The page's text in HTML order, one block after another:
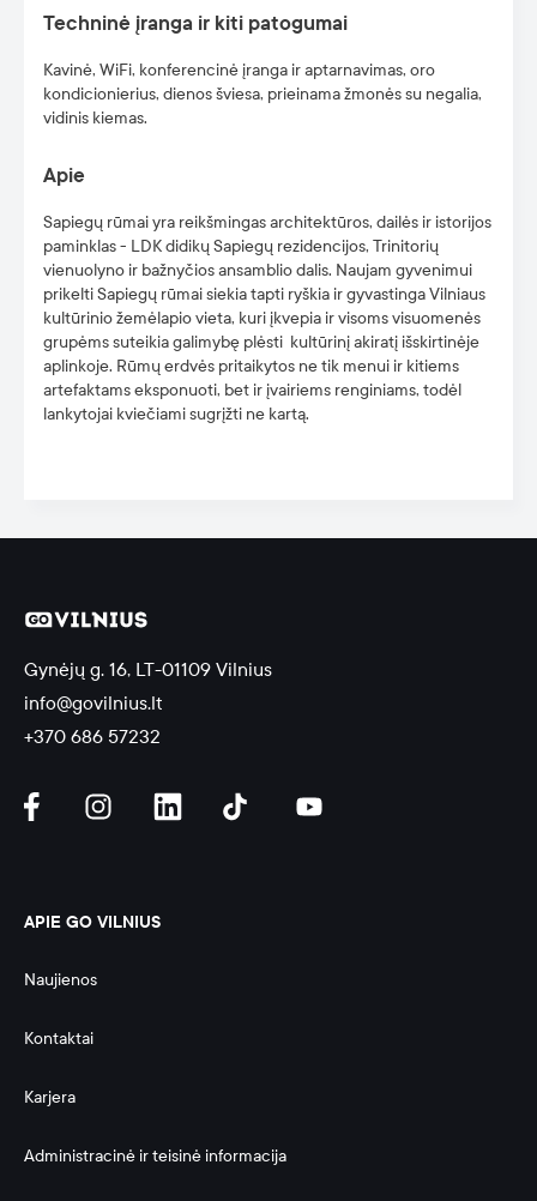
Techninė įranga ir kiti patogumai
Kavinė, WiFi, konferencinė įranga ir aptarnavimas, oro
kondicionierius, dienos šviesa, prieinama žmonės su negalia,
vidinis kiemas.
Apie
Sapiegų rūmai yra reikšmingas architektūros, dailės ir istorijos
paminklas - LDK didikų Sapiegų rezidencijos, Trinitorių
vienuolyno ir bažnyčios ansamblio dalis. Naujam gyvenimui
prikelti Sapiegų rūmai siekia tapti ryškia ir gyvastinga Vilniaus
kultūrinio žemėlapio vieta, kuri įkvepia ir visoms visuomenės
grupėms suteikia galimybę plėsti kultūrinį akiratį išskirtinėje
aplinkoje. Rūmų erdvės pritaikytos ne tik menui ir kitiems
artefaktams eksponuoti, bet ir įvairiems renginiams, todėl
lankytojai kviečiami sugrįžti ne kartą.
Gynėjų g. 16, LT-01109 Vilnius
info@govilnius.lt
+370 686 57232
APIE GO VILNIUS
Naujienos
Kontaktai
Karjera
Administracinė ir teisinė informacija